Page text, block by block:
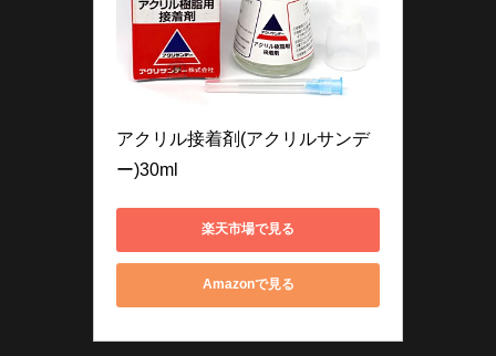
アクリル接着剤(アクリルサンデ
ー)30ml
楽天市場で見る
Amazonで見る